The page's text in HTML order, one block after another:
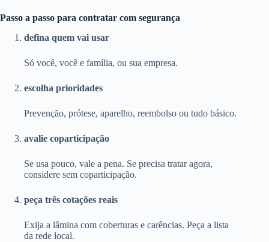
Passo a passo para contratar com segurança
defina quem vai usar
Só você, você e família, ou sua empresa.
escolha prioridades
Prevenção, prótese, aparelho, reembolso ou tudo básico.
avalie coparticipação
Se usa pouco, vale a pena. Se precisa tratar agora,
considere sem coparticipação.
peça três cotações reais
Exija a lâmina com coberturas e carências. Peça a lista
da rede local.